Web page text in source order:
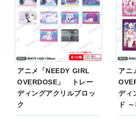
アニメ「NEEDY GIRL
OVERDOSE」 トレー
ディングアクリルブロッ
ク
アニ
ディ
ド